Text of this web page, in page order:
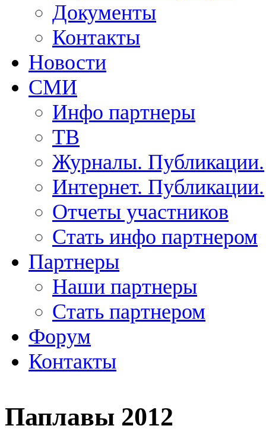
Документы
Контакты
Новости
СМИ
Инфо партнеры
ТВ
Журналы. Публикации.
Интернет. Публикации.
Отчеты участников
Стать инфо партнером
Партнеры
Наши партнеры
Стать партнером
Форум
Контакты
Паплавы 2012